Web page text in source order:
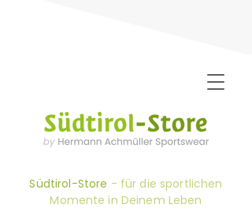
Südtirol-Store - für die sportlichen
Momente in Deinem Leben